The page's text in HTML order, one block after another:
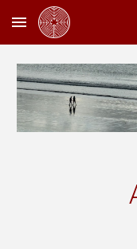
Skip to main content